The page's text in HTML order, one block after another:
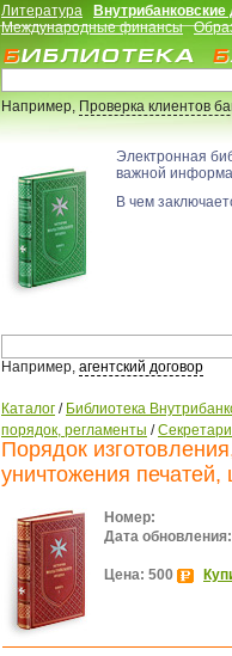
Литература
Международные финансы
Например,Проверка клиентов
Электронная
важной
В чем
Например, агентский договор
Каталог / Библиотека
порядок, регламенты /
Порядок
уничтожения
Номер:
Дата обновления:
Цена: 500